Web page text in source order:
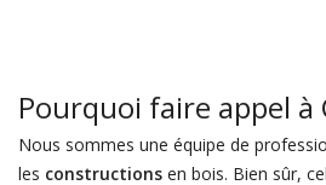
Pourquoi faire appel à
Nous sommes une équipe de
les constructionsen bois. Bien sûr,